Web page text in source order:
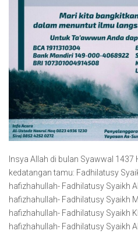
Insya Allah di bulan Syawwal
kedatangan tamu: Fadhilatusy
hafizhahullah- Fadhilatusy Syaikh
hafizhahullah- Fadhilatusy Syaikh
hafizhahullah- Fadhilatusy Syaikh
hafizhahullah- Fadhilatusy Syaikh